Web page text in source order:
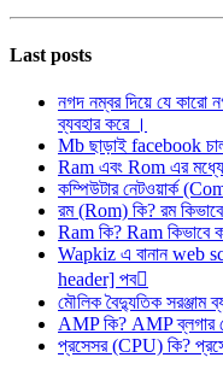
Last posts
নগদ নম্বর দিয়ে যে কারো
ব্যবহার করে ।
Mb ছাড়াই facebook
Ram এবং Rom এর মধ্যে
কম্পিউটার নেটওয়ার্ক
রম (Rom) কি? রম
Ram কি? Ram কিভাবে
Wapkiz এ বানান web
header] পব
মৌলিক বৈদ্যুতিক সরঞ্জাম
AMP কি? AMP ব্লগার
প্রসেসর (CPU) কি?